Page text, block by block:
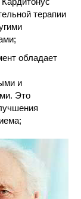
терапии
обладает
и
Это